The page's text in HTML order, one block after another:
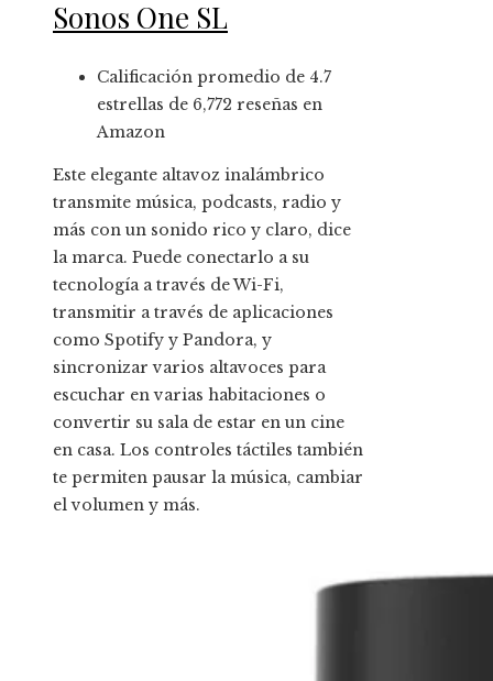
Sonos One SL
Calificación promedio de 4.7
estrellas de 6,772 reseñas en
Amazon
Este elegante altavoz inalámbrico
transmite música, podcasts, radio y
más con un sonido rico y claro, dice
la marca. Puede conectarlo a su
tecnología a través de Wi-Fi,
transmitir a través de aplicaciones
como Spotify y Pandora, y
sincronizar varios altavoces para
escuchar en varias habitaciones o
convertir su sala de estar en un cine
en casa. Los controles táctiles también
te permiten pausar la música, cambiar
el volumen y más.